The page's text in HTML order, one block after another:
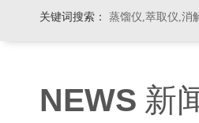
关键词搜索： 蒸馏仪,萃取仪,消
NEWS 新